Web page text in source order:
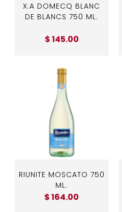
X.A DOMECQ BLANC
DE BLANCS 750 ML.
$ 145.00
RIUNITE MOSCATO 750
ML.
$ 164.00